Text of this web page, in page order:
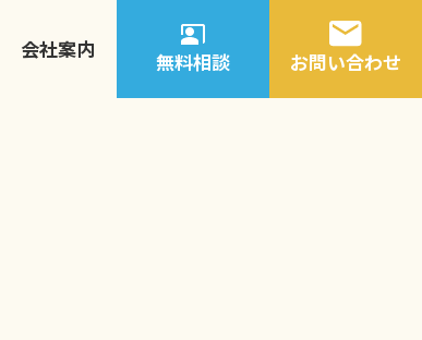
会社案内 無料相談 お問い合わせ